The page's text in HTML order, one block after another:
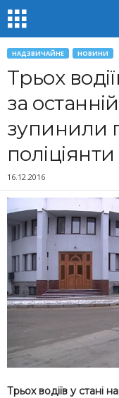
НАДЗВИЧАЙНЕ НОВИНИ
Трьох
за
зупинили
16.12.2016
Трьох водіїв у стані